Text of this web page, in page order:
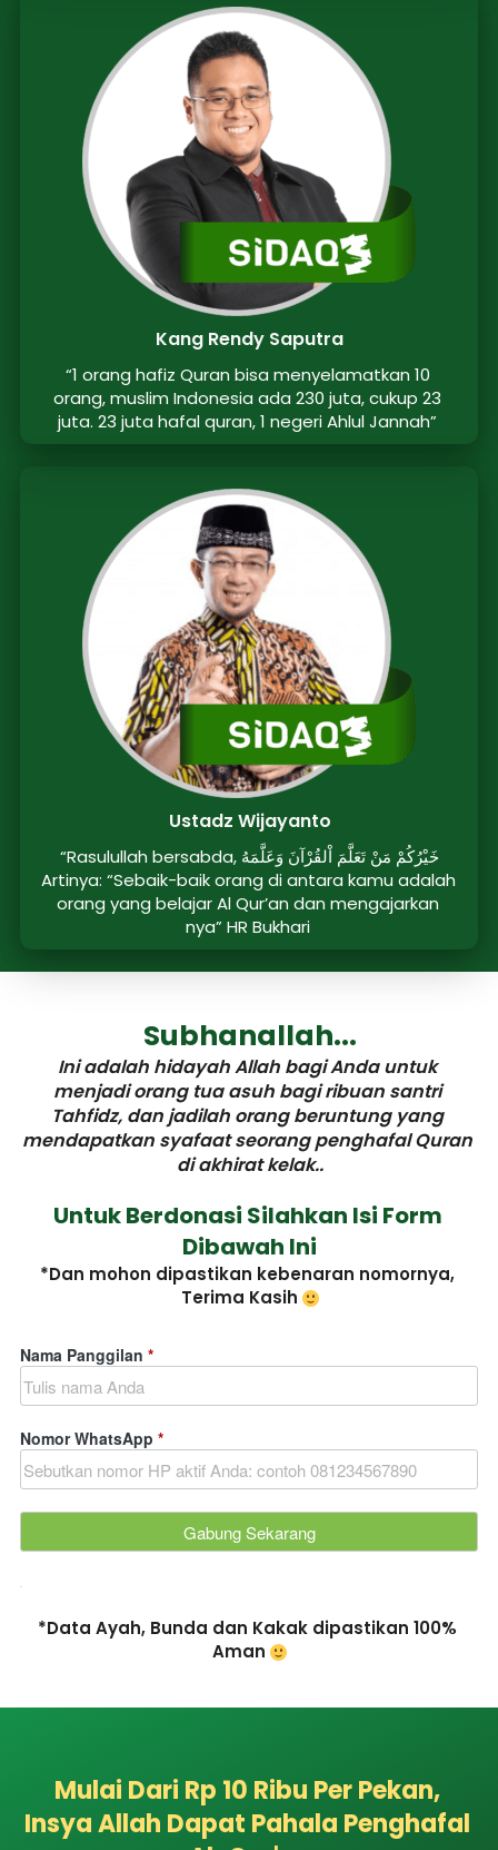
Kang Rendy Saputra
“1 orang hafiz Quran bisa menyelamatkan 10
orang, muslim Indonesia ada 230 juta, cukup 23
juta. 23 juta hafal quran, 1 negeri Ahlul Jannah”
Ustadz Wijayanto
“Rasulullah bersabda, خَيْرُكُمْ مَنْ تَعَلَّمَ اْلقُرْآنَ وَعَلَّمَهُ
Artinya: “Sebaik-baik orang di antara kamu adalah
orang yang belajar Al Qur’an dan mengajarkan
nya” HR Bukhari
Subhanallah...
Ini adalah hidayah Allah bagi Anda untuk
menjadi orang tua asuh bagi ribuan santri
Tahfidz, dan jadilah orang beruntung yang
mendapatkan syafaat seorang penghafal Quran
di akhirat kelak..
Untuk Berdonasi Silahkan Isi Form
Dibawah Ini
*Dan mohon dipastikan kebenaran nomornya,
Terima Kasih
Nama Panggilan *
Nomor WhatsApp *
.
*Data Ayah, Bunda dan Kakak dipastikan 100%
Aman
Mulai Dari Rp 10 Ribu Per Pekan,
Insya Allah Dapat Pahala Penghafal